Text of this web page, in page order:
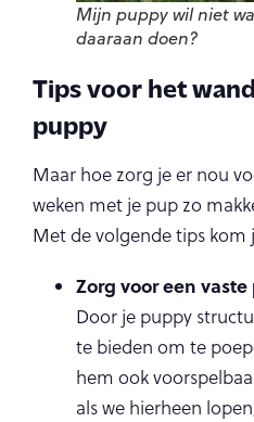
Mijn puppy wil niet
daaraan doen?
Tips voor het
puppy
Maar hoe zorg je er nou
weken met je pup zo
Met de volgende tips kom
Zorg voor een
Door je puppy
te bieden om te
hem ook
als we hierheen